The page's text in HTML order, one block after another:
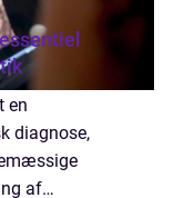
en
diagnose,
af